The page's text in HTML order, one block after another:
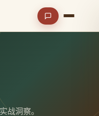
战洞察。